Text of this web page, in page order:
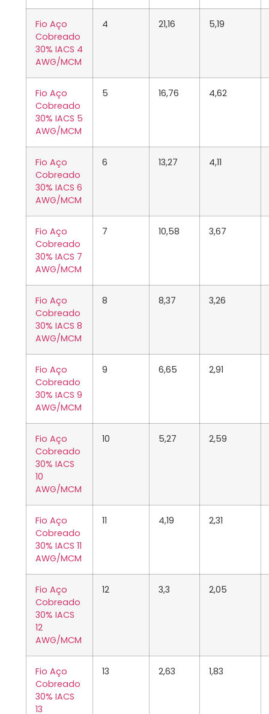
Fio Aço
Cobreado
30% IACS 4
AWG/MCM
4 21,16 5,19
Fio Aço
Cobreado
30% IACS 5
AWG/MCM
5 16,76 4,62
Fio Aço
Cobreado
30% IACS 6
AWG/MCM
6 13,27 4,11
Fio Aço
Cobreado
30% IACS 7
AWG/MCM
7 10,58 3,67
Fio Aço
Cobreado
30% IACS 8
AWG/MCM
8 8,37 3,26
Fio Aço
Cobreado
30% IACS 9
AWG/MCM
9 6,65 2,91
Fio Aço
Cobreado
30% IACS
10
AWG/MCM
10 5,27 2,59
Fio Aço
Cobreado
30% IACS 11
AWG/MCM
11 4,19 2,31
Fio Aço
Cobreado
30% IACS
12
AWG/MCM
12 3,3 2,05
Fio Aço
Cobreado
30% IACS
13
13 2,63 1,83